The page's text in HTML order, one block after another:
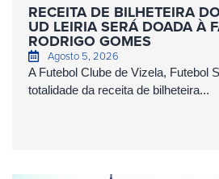
RECEITA DE BILHETEIRA
UD LEIRIA SERÁ DOADA À
RODRIGO GOMES
Agosto 5, 2026
A Futebol Clube de Vizela, Futebol
totalidade da receita de bilheteira...